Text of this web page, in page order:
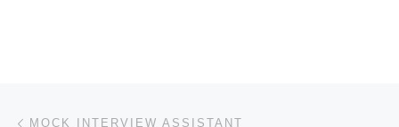
文章导航
MOCK INTERVIEW ASSISTANT